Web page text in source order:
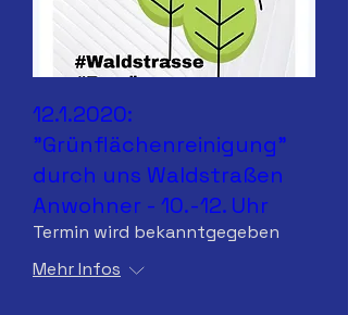
12.1.2020:
"Grünflächenreinigung"
durch uns Waldstraßen
Anwohner - 10.-12. Uhr
Termin wird bekanntgegeben
Mehr Infos